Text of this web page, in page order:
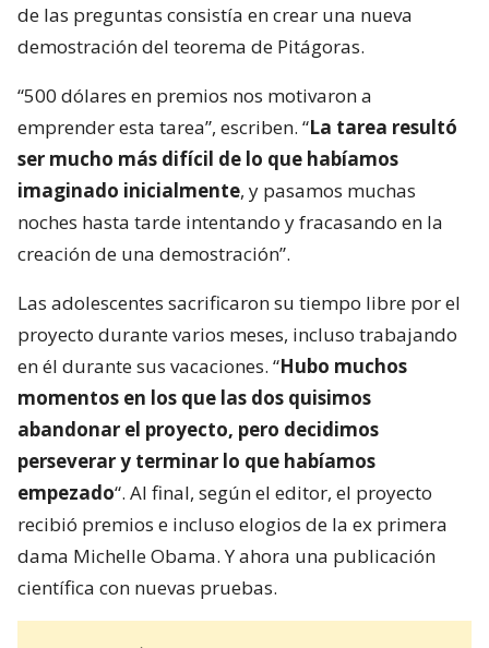
de las preguntas consistía en crear una nueva
demostración del teorema de Pitágoras.
“500 dólares en premios nos motivaron a
emprender esta tarea”, escriben. “La tarea resultó
ser mucho más difícil de lo que habíamos
imaginado inicialmente, y pasamos muchas
noches hasta tarde intentando y fracasando en la
creación de una demostración”.
Las adolescentes sacrificaron su tiempo libre por el
proyecto durante varios meses, incluso trabajando
en él durante sus vacaciones. “Hubo muchos
momentos en los que las dos quisimos
abandonar el proyecto, pero decidimos
perseverar y terminar lo que habíamos
empezado“. Al final, según el editor, el proyecto
recibió premios e incluso elogios de la ex primera
dama Michelle Obama. Y ahora una publicación
científica con nuevas pruebas.